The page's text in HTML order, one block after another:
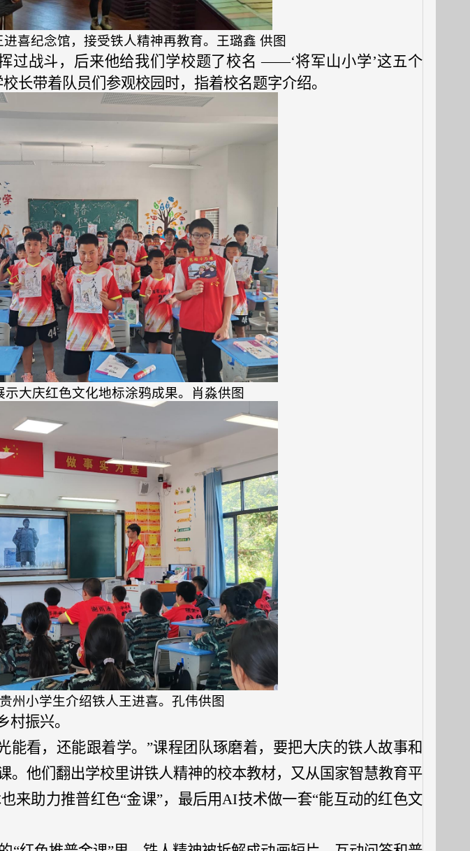
喜纪念馆，接受铁人精神再教育。 王璐鑫 供图
过战斗，后来他给我们 学校题了校名 ——‘将军山小学’这五个
校长带着队员们参观校园时，指着校名题字介绍。
示大庆红色文化地标涂鸦成果。肖淼供图
州小学生介绍铁人王进喜。孔伟供图
村振兴。
看，还能跟着学。”课程团队琢磨着，要把大庆的铁人故事和
。他们翻出学校里讲铁人精神的校本教材，又从国家智慧教育平
也来助力推普红色“金课”， 最后用AI技术做一套“能互动的红色文